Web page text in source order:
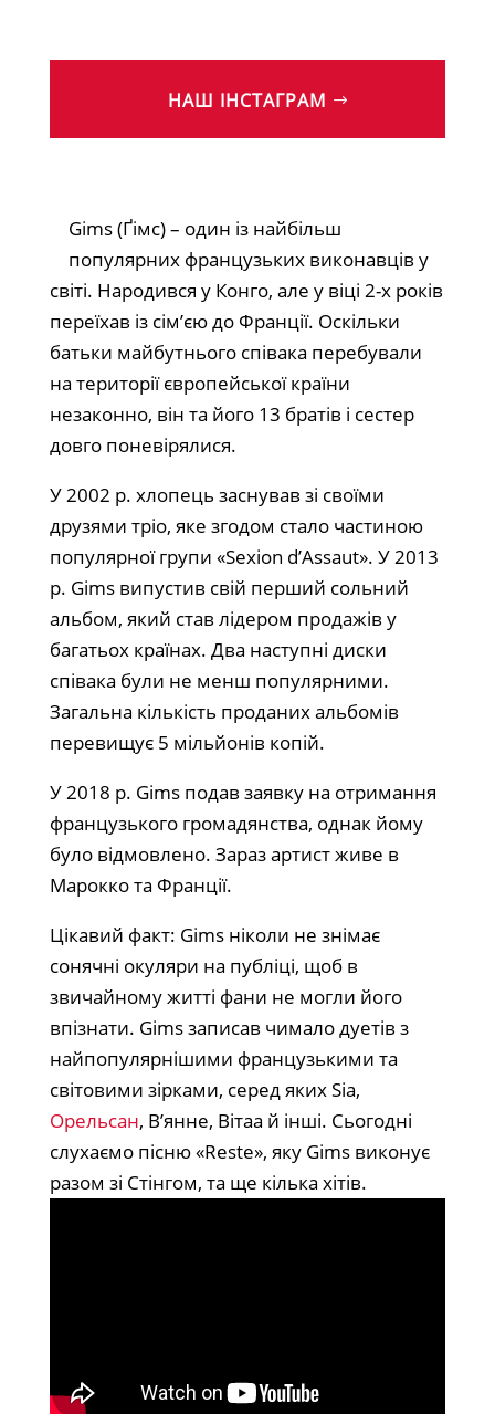
НАШ ІНСТАГРАМ
Gims (Ґімс) – один із найбільш
популярних французьких виконавців у
світі. Народився у Конго, але у віці 2-х років
переїхав із сім’єю до Франції. Оскільки
батьки майбутнього співака перебували
на території європейської країни
незаконно, він та його 13 братів і сестер
довго поневірялися.
У 2002 р. хлопець заснував зі своїми
друзями тріо, яке згодом стало частиною
популярної групи «Sexion d’Assaut». У 2013
р. Gims випустив свій перший сольний
альбом, який став лідером продажів у
багатьох країнах. Два наступні диски
співака були не менш популярними.
Загальна кількість проданих альбомів
перевищує 5 мільйонів копій.
У 2018 р. Gims подав заявку на отримання
французького громадянства, однак йому
було відмовлено. Зараз артист живе в
Марокко та Франції.
Цікавий факт: Gims ніколи не знімає
сонячні окуляри на публіці, щоб в
звичайному житті фани не могли його
впізнати. Gims записав чимало дуетів з
найпопулярнішими французькими та
світовими зірками, серед яких Sia,
Орельсан, В’янне, Вітаа й інші. Сьогодні
слухаємо пісню «Reste», яку Gims виконує
разом зі Стінгом, та ще кілька хітів.